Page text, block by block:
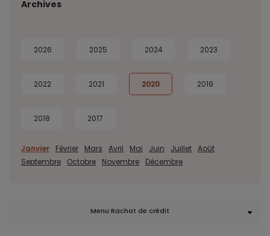
Archives
2026 2025 2024 2023
2022 2021 2020 2019
2018 2017
Janvier Février Mars Avril Mai Juin Juillet Août
Septembre
Octobre Novembre Décembre
Menu Rachat de crédit